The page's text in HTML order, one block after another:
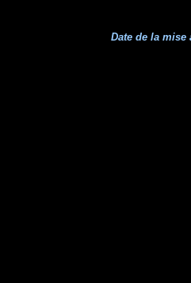
Date de la